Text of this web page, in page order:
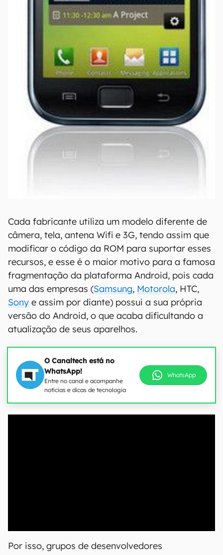
Cada fabricante utiliza um modelo diferente de
câmera, tela, antena Wifi e 3G, tendo assim que
modificar o código da ROM para suportar esses
recursos, e esse é o maior motivo para a famosa
fragmentação da plataforma Android, pois cada
uma das empresas (Samsung, Motorola, HTC,
Sony e assim por diante) possui a sua própria
versão do Android, o que acaba dificultando a
atualização de seus aparelhos.
O Canaltech está no
WhatsApp!
Entre no canal e acompanhe
notícias e dicas de tecnologia
WhatsApp
Por isso, grupos de desenvolvedores